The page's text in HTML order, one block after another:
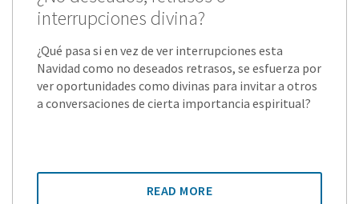
interrupciones divina?
¿Qué pasa si en vez de ver interrupciones esta
Navidad como no deseados retrasos, se esfuerza por
ver oportunidades como divinas para invitar a otros
a conversaciones de cierta importancia espiritual?
READ MORE